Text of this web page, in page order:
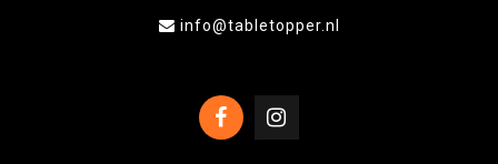
info@tabletopper.nl